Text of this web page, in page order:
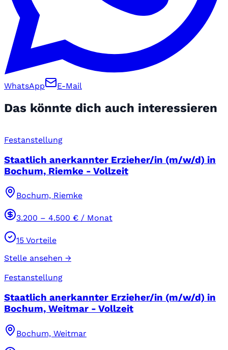
WhatsApp E-Mail
Das könnte dich auch interessieren
Festanstellung
Staatlich anerkannter Erzieher/in (m/w/d) in
Bochum, Riemke - Vollzeit
Bochum, Riemke
3.200 – 4.500 € / Monat
15 Vorteile
Stelle ansehen →
Festanstellung
Staatlich anerkannter Erzieher/in (m/w/d) in
Bochum, Weitmar - Vollzeit
Bochum, Weitmar